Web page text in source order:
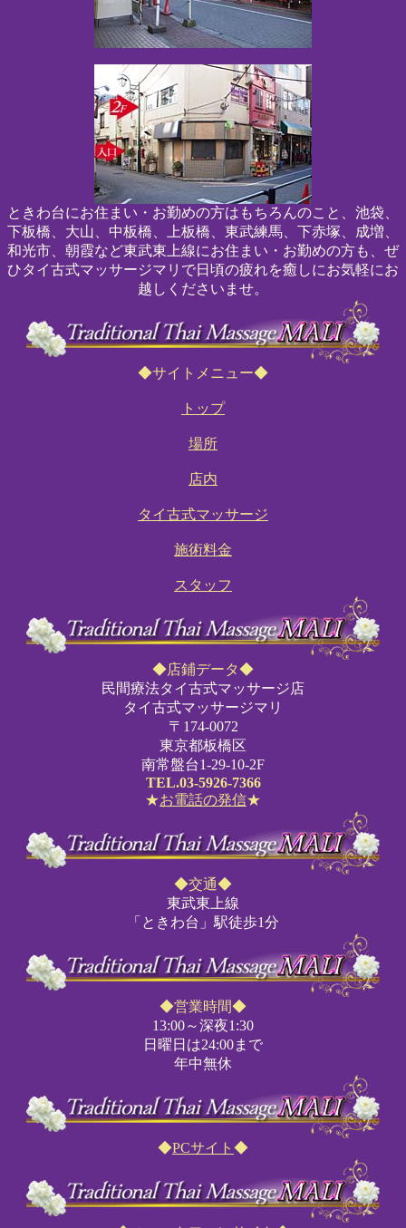
ときわ台にお住まい・お勤めの方はもちろんのこと、池袋、
下板橋、大山、中板橋、上板橋、東武練馬、下赤塚、成増、
和光市、朝霞など東武東上線にお住まい・お勤めの方も、ぜ
ひタイ古式マッサージマリで日頃の疲れを癒しにお気軽にお
越しくださいませ。
◆サイトメニュー◆
トップ
場所
店内
タイ古式マッサージ
施術料金
スタッフ
◆店鋪データ◆
民間療法タイ古式マッサージ店
タイ古式マッサージマリ
〒174-0072
東京都板橋区
南常盤台1-29-10-2F
TEL.03-5926-7366
★お電話の発信★
◆交通◆
東武東上線
「ときわ台」駅徒歩1分
◆営業時間◆
13:00～深夜1:30
日曜日は24:00まで
年中無休
◆PCサイト ◆